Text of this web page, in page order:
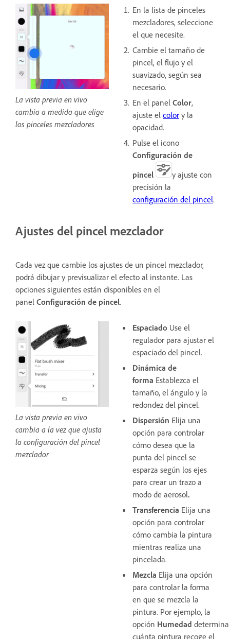
La vista previa en vivo
cambia a medida que elige
los pinceles mezcladores
En la lista de pinceles
mezcladores, seleccione
el que necesite.
Cambie el tamaño de
pincel, el flujo y el
suavizado, según sea
necesario.
En el panel Color,
ajuste el color y la
opacidad.
Pulse el icono
Configuración de
pincel
y ajuste con
precisión la
configuración del pincel.
Ajustes del pincel mezclador
Cada vez que cambie los ajustes de un pincel mezclador,
podrá dibujar y previsualizar el efecto al instante. Las
opciones siguientes están disponibles en el
panel Configuración de pincel.
La vista previa en vivo
cambia a la vez que ajusta
la configuración del pincel
mezclador
Espaciado Use el
regulador para ajustar el
espaciado del pincel.
Dinámica de
forma Establezca el
tamaño, el ángulo y la
redondez del pincel.
Dispersión Elija una
opción para controlar
cómo desea que la
punta del pincel se
esparza según los ejes
para crear un trazo a
modo de aerosol.
Transferencia Elija una
opción para controlar
cómo cambia la pintura
mientras realiza una
pincelada.
Mezcla Elija una opción
para controlar la forma
en que se mezcla la
pintura. Por ejemplo, la
opción Humedad determina
cuánta pintura recoge el